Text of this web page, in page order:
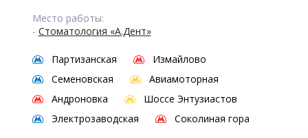
Место работы:
- Стоматология «А.Дент»
Партизанская
Измайлово
Семеновская
Авиамоторная
Андроновка
Шоссе Энтузиастов
Электрозаводская
Соколиная гора